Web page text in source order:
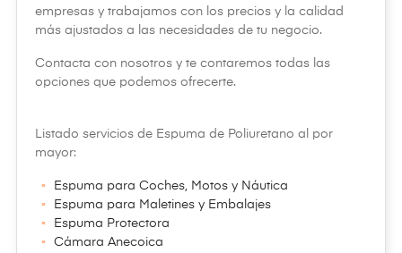
empresas y trabajamos con los precios y la calidad
más ajustados a las necesidades de tu negocio.
Contacta con nosotros y te contaremos todas las
opciones que podemos ofrecerte.
Listado servicios de Espuma de Poliuretano al por
mayor:
Espuma para Coches, Motos y Náutica
Espuma para Maletines y Embalajes
Espuma Protectora
Cámara Anecoica